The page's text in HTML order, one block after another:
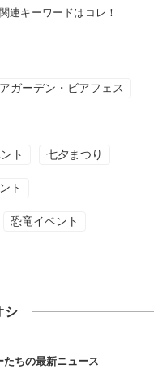
連キーワードはコレ！
ガーデン・ビアフェス
ト 七夕まつり
ト
恐竜イベント
シ
たちの最新ニュース